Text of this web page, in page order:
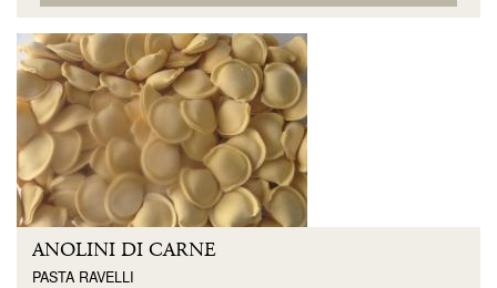
ANOLINI DI CARNE
PASTA RAVELLI